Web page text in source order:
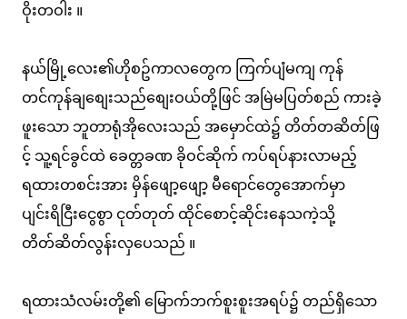
ဝိုးတဝါး ။
နယ်မြို့လေး၏ဟိုစဥ်ကာလတွေက ကြက်ပျံမကျ ကုန်
တင်ကုန်ချစျေးသည်စျေးဝယ်တို့ဖြင် အမြဲမပြတ်စည် ကားခဲ့
ဖူးသော ဘူတာရုံအိုလေးသည် အမှောင်ထဲ၌ တိတ်တဆိတ်ဖြ
င့် သူ့ရင်ခွင်ထဲ ခေတ္တခဏ ခိုဝင်ဆိုက် ကပ်ရပ်နားလာမည့်
ရထားတစင်းအား မှိန်ဖျော့ဖျော့ မီရောင်တွေအောက်မှာ
ပျင်းရိငြီးငွေစွာ ငုတ်တုတ် ထိုင်စောင့်ဆိုင်းနေသကဲ့သို့
တိတ်ဆိတ်လွန်းလှပေသည် ။
ရထားသံလမ်းတို့၏ မြောက်ဘက်စူးစူးအရပ်၌ တည်ရှိသော